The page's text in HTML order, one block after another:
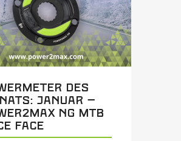
des
Januar –
NG MTB
Face